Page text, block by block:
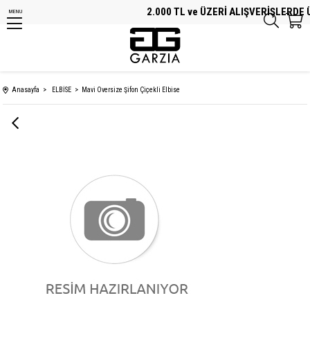
2.000 TL ve ÜZERİ ALIŞVERİŞLERDE
MENU
Anasayfa ELBİSE Mavi Oversize Şifon Çiçekli Elbise